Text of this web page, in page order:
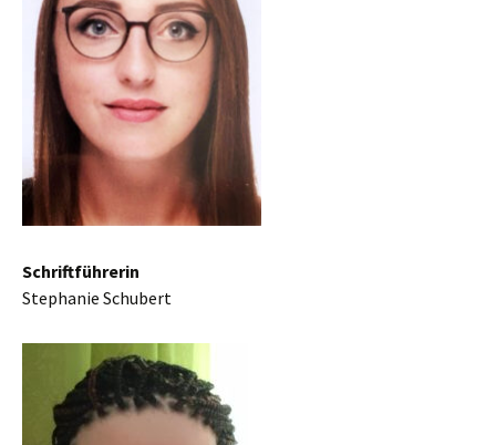
Schriftführerin
Stephanie Schubert